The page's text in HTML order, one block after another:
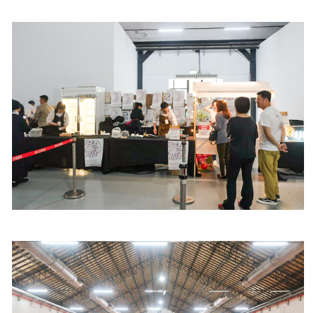
關於Yilan
活動實況記錄
媒體報導一覽
合作與代言
訂閱電子報